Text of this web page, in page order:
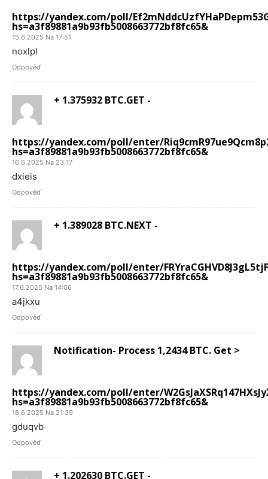
https://yandex.com/poll/
hs=a3f89881a9b93fb5008663772bf8fc65&
15.6.2025 Na 17:51
noxlpl
Odpověď
+ 1.375932 BTC.GET -
https://yandex.com/poll/enter/
hs=a3f89881a9b93fb5008663772bf8fc65&
16.6.2025 Na 23:17
dxieis
Odpověď
+ 1.389028 BTC.NEXT -
https://yandex.com/poll/enter/
hs=a3f89881a9b93fb5008663772bf8fc65&
17.6.2025 Na 14:06
a4jkxu
Odpověď
Notification- Process 1,2434 BTC. Get >
https://yandex.com/poll/enter/
hs=a3f89881a9b93fb5008663772bf8fc65&
18.6.2025 Na 21:39
gduqvb
Odpověď
+ 1.202630 BTC.GET -